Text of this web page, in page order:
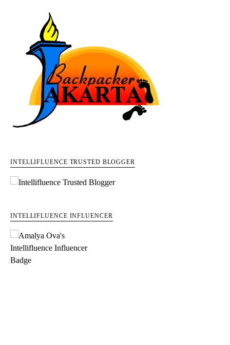
INTELLIFLUENCE TRUSTED BLOGGER
INTELLIFLUENCE INFLUENCER